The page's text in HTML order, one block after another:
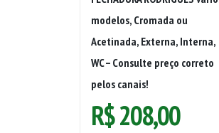
modelos, Cromada ou
Acetinada, Externa, Interna,
WC – Consulte preço correto
pelos canais!
R$208,00